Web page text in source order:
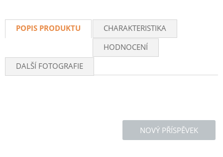
POPIS PRODUKTU
CHARAKTERISTIKA
HODNOCENÍ
DALŠÍ FOTOGRAFIE
NOVÝ PŘÍSPĚVEK